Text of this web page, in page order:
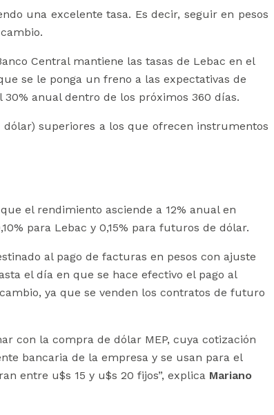
una excelente tasa. Es decir, seguir en pesos
Central mantiene las tasas de Lebac en el
se le ponga un freno a las expectativas de
anual dentro de los próximos 360 días.
superiores a los que ofrecen instrumentos
el rendimiento asciende a 12% anual en
para Lebac y 0,15% para futuros de dólar.
al pago de facturas en pesos con ajuste
el día en que se hace efectivo el pago al
ya que se venden los contratos de futuro
con la compra de dólar MEP, cuya cotización
bancaria de la empresa y se usan para el
entre u$s 15 y u$s 20 fijos”, explica Mariano